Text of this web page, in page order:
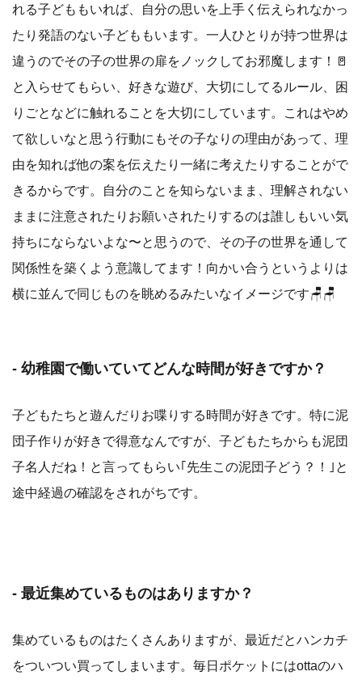
れる子どももいれば、自分の思いを上手く伝えられなかっ
たり発語のない子どももいます。一人ひとりが持つ世界は
違うのでその子の世界の扉をノックしてお邪魔します！🚪
と入らせてもらい、好きな遊び、大切にしてるルール、困
りごとなどに触れることを大切にしています。これはやめ
て欲しいなと思う行動にもその子なりの理由があって、理
由を知れば他の案を伝えたり一緒に考えたりすることがで
きるからです。自分のことを知らないまま、理解されない
ままに注意されたりお願いされたりするのは誰しもいい気
持ちにならないよな〜と思うので、その子の世界を通して
関係性を築くよう意識してます！向かい合うというよりは
横に並んで同じものを眺めるみたいなイメージです🪑🪑
- 幼稚園で働いていてどんな時間が好きですか？
子どもたちと遊んだりお喋りする時間が好きです。特に泥
団子作りが好きで得意なんですが、子どもたちからも泥団
子名人だね！と言ってもらい｢先生この泥団子どう？！｣と
途中経過の確認をされがちです。
- 最近集めているものはありますか？
集めているものはたくさんありますが、最近だとハンカチ
をついつい買ってしまいます。毎日ポケットにはottaのハ